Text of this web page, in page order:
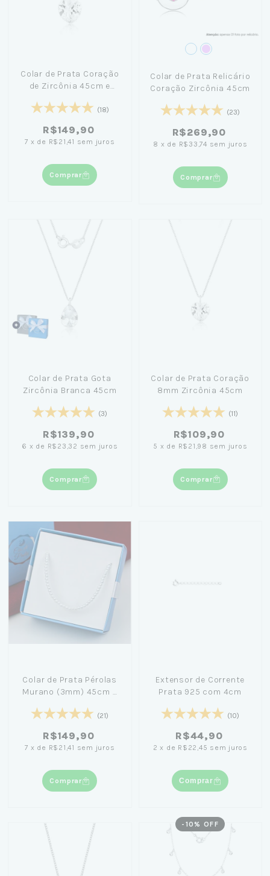
Colar de Prata Coração
de Zircônia 45cm e
(18)
R$149,90
7 x de R$21,41 sem juros
Comprar
Colar de Prata Relicário
Coração Zircônia 45cm
(23)
R$269,90
8 x de R$33,74 sem juros
Comprar
Colar de Prata Gota
Zircônia Branca 45cm
(3)
R$139,90
6 x de R$23,32 sem juros
Comprar
Colar de Prata Coração
8mm Zircônia 45cm
(11)
R$109,90
5 x de R$21,98 sem juros
Comprar
Colar de Prata Pérolas
Murano (3mm) 45cm +
(21)
R$149,90
7 x de R$21,41 sem juros
Comprar
Extensor de Corrente
Prata 925 com 4cm
(10)
R$44,90
2 x de R$22,45 sem juros
Comprar
- 10 % OFF